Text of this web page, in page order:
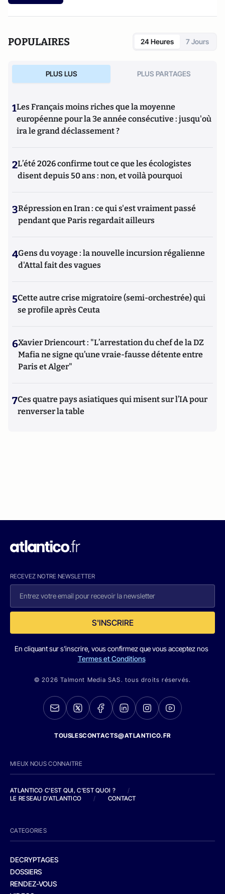
POPULAIRES 24 Heures 7 Jours
PLUS LUS PLUS PARTAGES
1Les Français moins riches que la moyenne
européenne pour la 3e année consécutive : jusqu'où
ira le grand déclassement ?
2L’été 2026 confirme tout ce que les écologistes
disent depuis 50 ans : non, et voilà pourquoi
3Répression en Iran : ce qui s'est vraiment passé
pendant que Paris regardait ailleurs
4Gens du voyage : la nouvelle incursion régalienne
d'Attal fait des vagues
5Cette autre crise migratoire (semi-orchestrée) qui
se profile après Ceuta
6Xavier Driencourt : "L’arrestation du chef de la DZ
Mafia ne signe qu’une vraie-fausse détente entre
Paris et Alger"
7Ces quatre pays asiatiques qui misent sur l’IA pour
renverser la table
RECEVEZ NOTRE NEWSLETTER
S'INSCRIRE
En cliquant sur s'inscrire, vous confirmez que vous acceptez nos
Termes et Conditions
© 2026 Talmont Media SAS. tous droits réservés.
TOUSLESCONTACTS@ATLANTICO.FR
MIEUX NOUS CONNAITRE
ATLANTICO C'EST QUI, C'EST QUOI ?
/
LE RESEAU D'ATLANTICO
/ CONTACT
CATEGORIES
DECRYPTAGES
DOSSIERS
RENDEZ-VOUS